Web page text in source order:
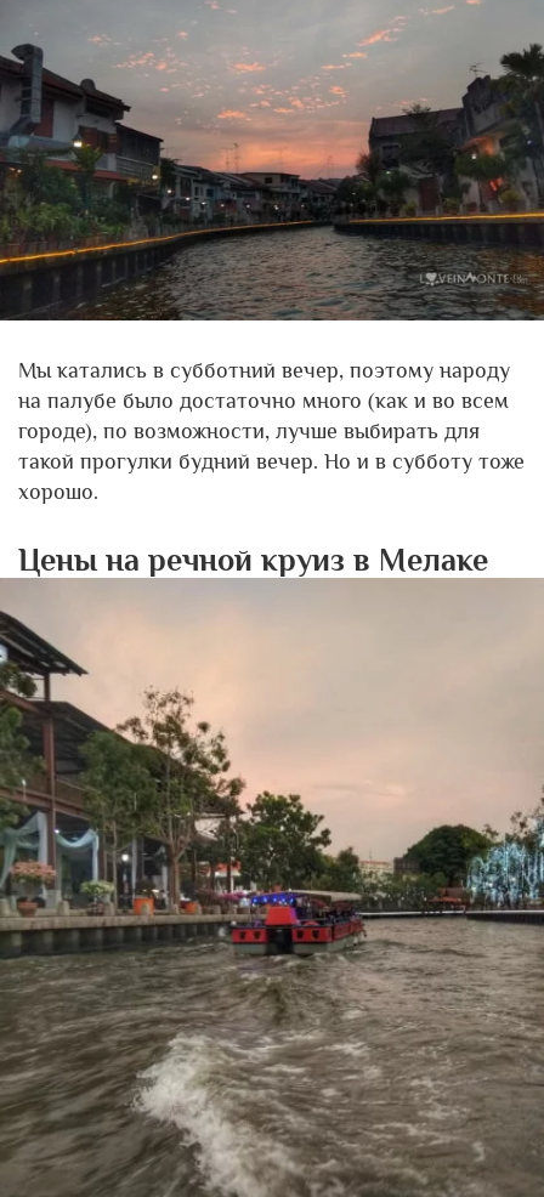
Мы катались в субботний вечер, поэтому народу
на палубе было достаточно много (как и во всем
городе), по возможности, лучше выбирать для
такой прогулки будний вечер. Но и в субботу тоже
хорошо.
Цены на речной круиз в Мелаке